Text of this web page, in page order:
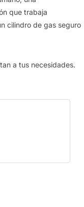
que trabaja
cilindro de gas seguro
a tus necesidades.